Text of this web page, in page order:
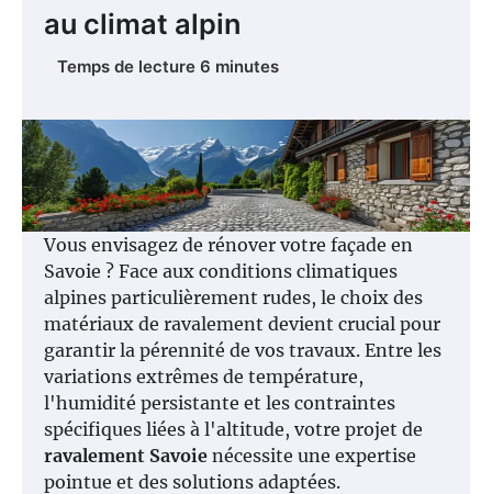
au climat alpin
Vous envisagez de rénover votre façade en
Savoie ? Face aux conditions climatiques
alpines particulièrement rudes, le choix des
matériaux de ravalement devient crucial pour
garantir la pérennité de vos travaux. Entre les
variations extrêmes de température,
l'humidité persistante et les contraintes
spécifiques liées à l'altitude, votre projet de
ravalement Savoie nécessite une expertise
pointue et des solutions adaptées.